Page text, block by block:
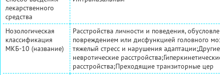
лекарственного
средства
Нозологическая
классификация
МКБ-10 (название)
Расстройства личности и поведения,
повреждением или дисфункцией головного
тяжелый стресс и нарушения
невротические
расстройства;Преходящие транзиторные цер